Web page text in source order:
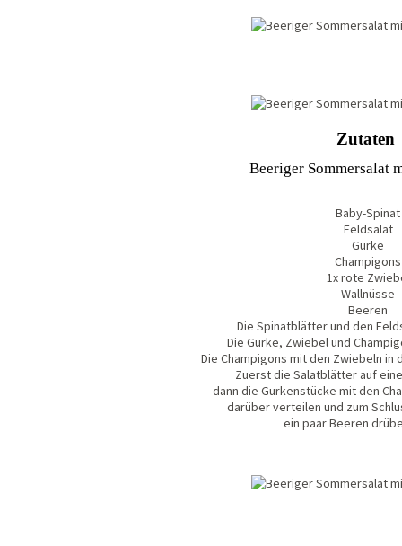
Zutaten
Beeriger Sommersalat
Baby-Spinat
Feldsalat
Gurke
Champigons
1x rote
Wallnüsse
Beeren
Die Spinatblätter und den
Die Gurke, Zwiebel und
Die Champigons mit den Zwiebeln in
Zuerst die Salatblätter auf
dann die Gurkenstücke mit den
darüber verteilen und zum
ein paar Beeren